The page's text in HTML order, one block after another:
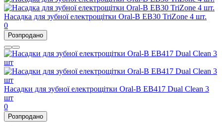
Насадка для зубної електрощітки Oral-B EB30 TriZone 4 шт.
0
Розпродано
Насадки для зубної електрощітки Oral-B EB417 Dual Clean 3
шт
0
Розпродано